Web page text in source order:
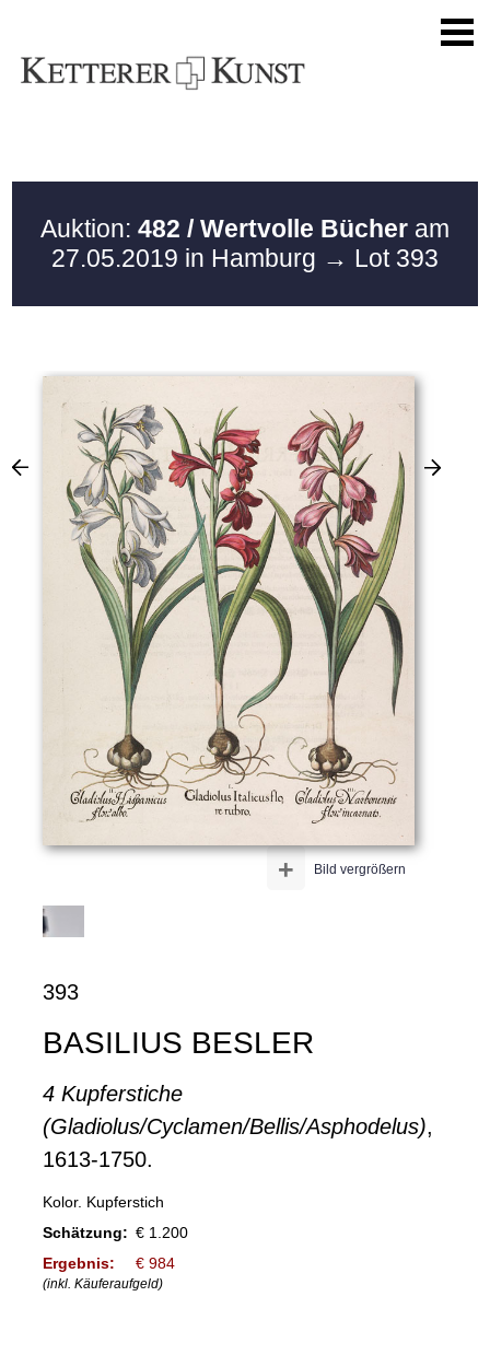
Auktion: 482 / Wertvolle Bücher am
27.05.2019 in Hamburg → Lot 393
Bild vergrößern
+
393
BASILIUS BESLER
4 Kupferstiche
(Gladiolus/Cyclamen/Bellis/Asphodelus),
1613-1750.
Kolor. Kupferstich
Schätzung: € 1.200
Ergebnis:
€ 984
(inkl. Käuferaufgeld)